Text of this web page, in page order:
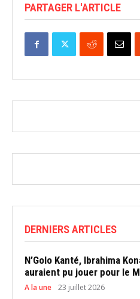
PARTAGER L'ARTICLE
DERNIERS ARTICLES
N’Golo Kanté, Ibrahima
auraient pu jouer pour le
A la une 23 juillet 2026